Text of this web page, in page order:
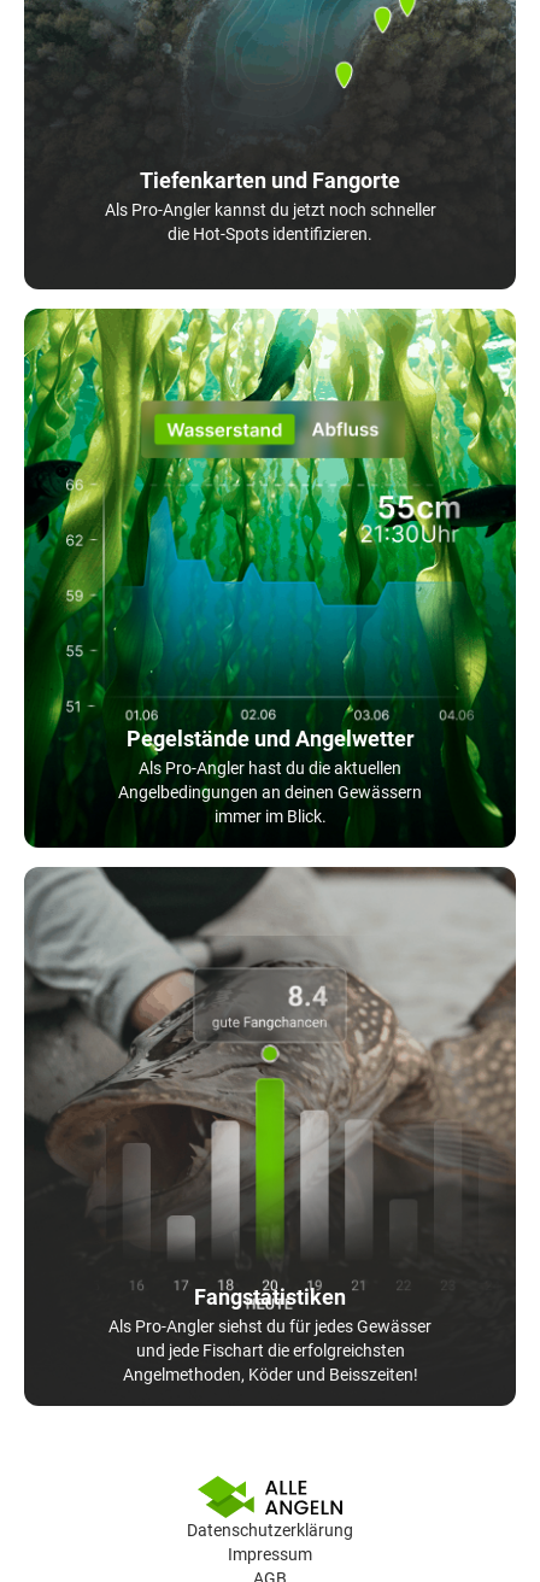
Tiefenkarten und Fangorte
Als Pro-Angler kannst du jetzt noch schneller
die Hot-Spots identifizieren.
Pegelstände und Angelwetter
Als Pro-Angler hast du die aktuellen
Angelbedingungen an deinen Gewässern
immer im Blick.
Fangstatistiken
Als Pro-Angler siehst du für jedes Gewässer
und jede Fischart die erfolgreichsten
Angelmethoden, Köder und Beisszeiten!
Datenschutzerklärung
Impressum
AGB